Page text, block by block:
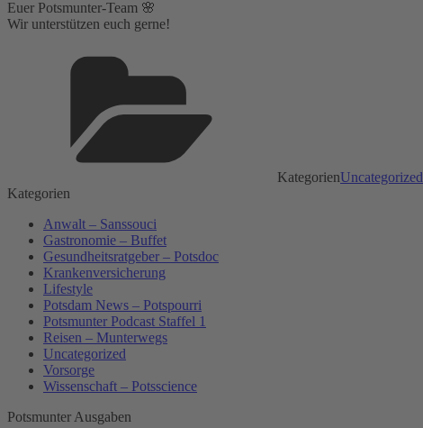
Euer Potsmunter-Team 🌸
Wir unterstützen euch gerne!
KategorienUncategorized
Kategorien
Anwalt – Sanssouci
Gastronomie – Buffet
Gesundheitsratgeber – Potsdoc
Krankenversicherung
Lifestyle
Potsdam News – Potspourri
Potsmunter Podcast Staffel 1
Reisen – Munterwegs
Uncategorized
Vorsorge
Wissenschaft – Potsscience
Potsmunter Ausgaben